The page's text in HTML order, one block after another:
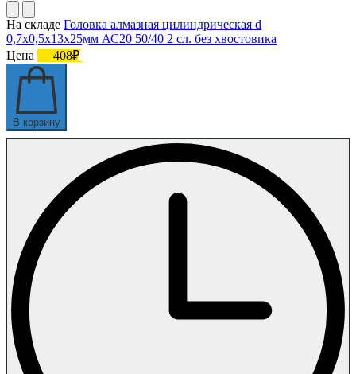
На складе Головка алмазная цилиндрическая d
0,7х0,5х13х25мм АС20 50/40 2 сл. без хвостовика
Цена
408₽
В корзину